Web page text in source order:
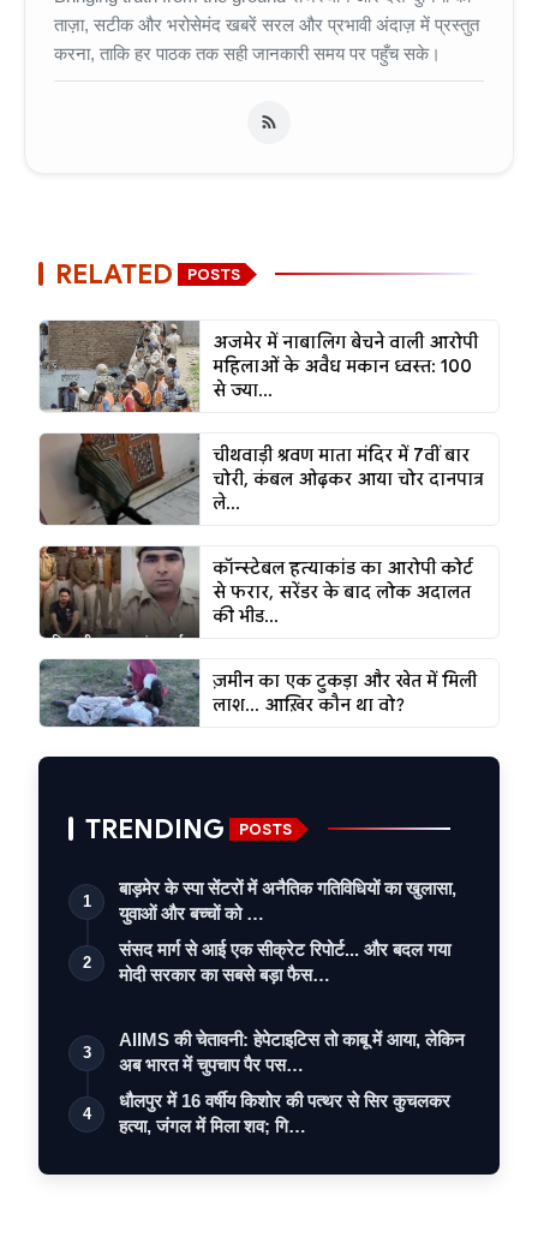
ताज़ा, सटीक और भरोसेमंद खबरें सरल और प्रभावी अंदाज़ में प्रस्तुत
करना, ताकि हर पाठक तक सही जानकारी समय पर पहुँच सके।
RELATED POSTS
अजमेर में नाबालिग बेचने वाली आरोपी
महिलाओं के अवैध मकान ध्वस्त: 100
से ज्या...
चीथवाड़ी श्रवण माता मंदिर में 7वीं बार
चोरी, कंबल ओढ़कर आया चोर दानपात्र
ले...
कॉन्स्टेबल हत्याकांड का आरोपी कोर्ट
से फरार, सरेंडर के बाद लोक अदालत
की भीड...
ज़मीन का एक टुकड़ा और खेत में मिली
लाश... आख़िर कौन था वो?
TRENDING POSTS
1
बाड़मेर के स्पा सेंटरों में अनैतिक गतिविधियों का खुलासा,
युवाओं और बच्चों को …
2
संसद मार्ग से आई एक सीक्रेट रिपोर्ट... और बदल गया
मोदी सरकार का सबसे बड़ा फैस…
3
AIIMS की चेतावनी: हेपेटाइटिस तो काबू में आया, लेकिन
अब भारत में चुपचाप पैर पस…
4
धौलपुर में 16 वर्षीय किशोर की पत्थर से सिर कुचलकर
हत्या, जंगल में मिला शव; गि…